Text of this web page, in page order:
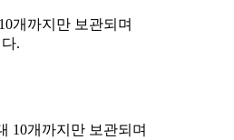
개까지만 보관되며
.
10개까지만 보관되며